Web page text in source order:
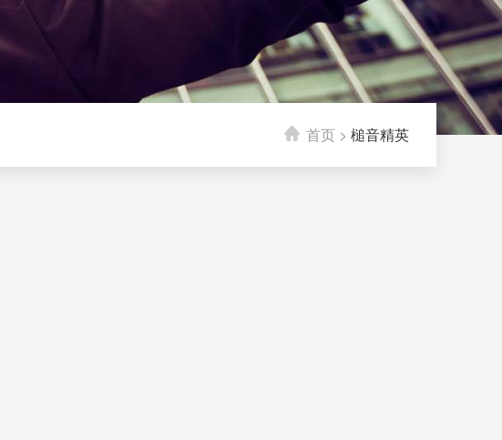
首页 > 槌音精英